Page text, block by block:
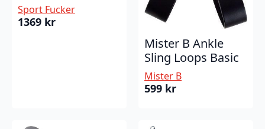
Sport Fucker
1369 kr
Mister B Ankle
Sling Loops Basic
Mister B
599 kr